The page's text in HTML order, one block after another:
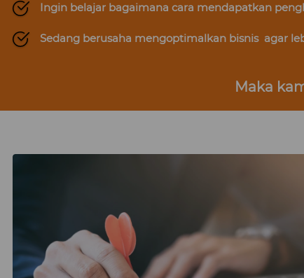
Ingin belajar bagaimana cara mendapatkan
Sedang berusaha mengoptimalkan bisnis  agar
Maka